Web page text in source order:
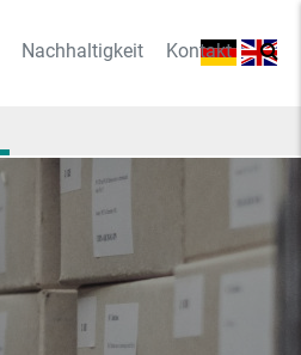
Nachhaltigkeit Kontakt